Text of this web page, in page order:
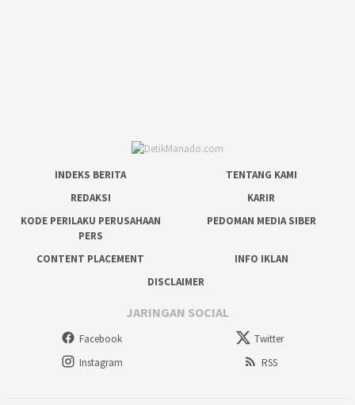
INDEKS BERITA
TENTANG KAMI
REDAKSI
KARIR
KODE PERILAKU PERUSAHAAN
PERS
PEDOMAN MEDIA SIBER
CONTENT PLACEMENT
INFO IKLAN
DISCLAIMER
JARINGAN SOCIAL
Facebook
Twitter
Instagram
RSS